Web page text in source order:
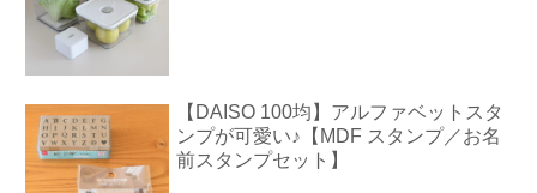
【DAISO 100均】アルファベットスタ
ンプが可愛い♪【MDF スタンプ／お名
前スタンプセット】